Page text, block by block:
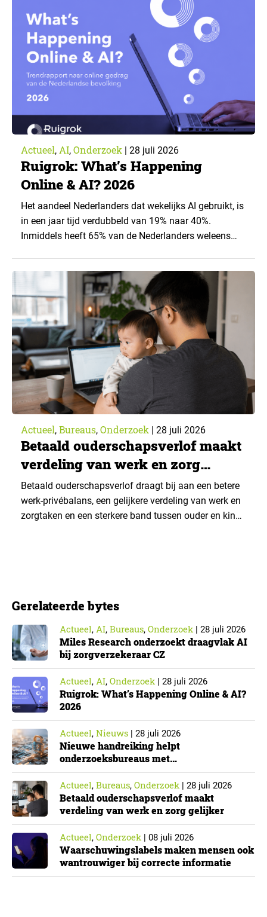
artikel is aangeleverd door kennispartner Miles
Research. ▼ De uitkomsten zijn…
Actueel, AI, Onderzoek | 28 juli 2026
Ruigrok: What’s Happening
Online & AI? 2026
Het aandeel Nederlanders dat wekelijks AI gebruikt, is
in een jaar tijd verdubbeld van 19% naar 40%.
Inmiddels heeft 65% van de Nederlanders weleens
van What’s Happening Online & AI? 2026, het
jaarlijkse trendrapport van Ruigrok onderzoek &
advies over…
Actueel, Bureaus, Onderzoek | 28 juli 2026
Betaald ouderschapsverlof maakt
verdeling van werk en zorg
gelijker
Betaald ouderschapsverlof draagt bij aan een betere
werk-privébalans, een gelijkere verdeling van werk en
zorgtaken en een sterkere band tussen ouder en kind.
Gerelateerde bytes
Actueel, AI, Bureaus, Onderzoek| 28 juli 2026
Miles Research onderzoekt draagvlak AI
bij zorgverzekeraar CZ
Actueel, AI, Onderzoek| 28 juli 2026
Ruigrok: What’s Happening Online & AI?
2026
Actueel, Nieuws | 28 juli 2026
Nieuwe handreiking helpt
onderzoeksbureaus met
Cyberbeveiligingswet
Actueel, Bureaus, Onderzoek| 28 juli 2026
Betaald ouderschapsverlof maakt
verdeling van werk en zorg gelijker
Actueel, Onderzoek| 08 juli 2026
Waarschuwingslabels maken mensen ook
wantrouwiger bij correcte informatie